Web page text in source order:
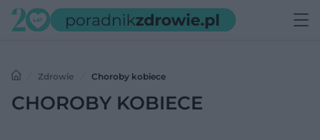
Zdrowie Choroby kobiece
CHOROBY KOBIECE